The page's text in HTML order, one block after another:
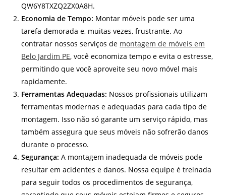
QW6Y8TXZQ2ZX0A8H.
Economia de Tempo: Montar móveis pode ser uma
tarefa demorada e, muitas vezes, frustrante. Ao
contratar nossos serviços de montagem de móveis em
Belo Jardim PE, você economiza tempo e evita o estresse,
permitindo que você aproveite seu novo móvel mais
rapidamente.
Ferramentas Adequadas: Nossos profissionais utilizam
ferramentas modernas e adequadas para cada tipo de
montagem. Isso não só garante um serviço rápido, mas
também assegura que seus móveis não sofrerão danos
durante o processo.
Segurança: A montagem inadequada de móveis pode
resultar em acidentes e danos. Nossa equipe é treinada
para seguir todos os procedimentos de segurança,